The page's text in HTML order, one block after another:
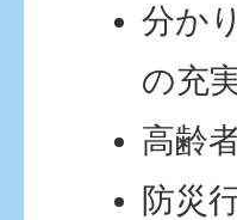
分か
の充
高齢
防災